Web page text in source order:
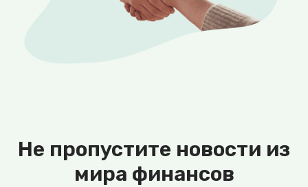
Не пропустите новости из
мира финансов